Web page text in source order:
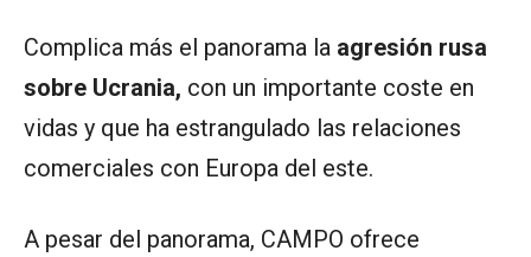
Complica más el panorama la agresión rusa
sobre Ucrania, con un importante coste en
vidas y que ha estrangulado las relaciones
comerciales con Europa del este.
A pesar del panorama, CAMPO ofrece